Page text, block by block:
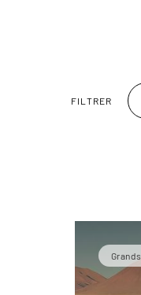
FILTRER